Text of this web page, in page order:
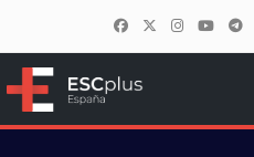
ESCplus España